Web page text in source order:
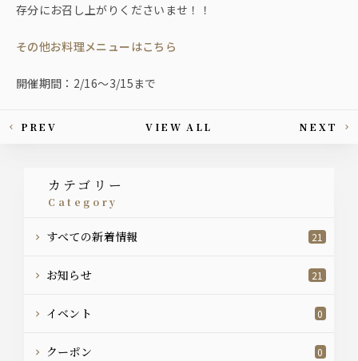
存分にお召し上がりくださいませ！！
その他お料理メニューはこちら
開催期間：2/16〜3/15まで
This article's paging
PREV VIEW ALL NEXT
カテゴリー
category
すべての新着情報 21
お知らせ 21
イベント 0
クーポン 0